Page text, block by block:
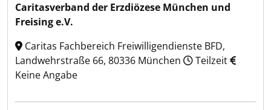
Caritasverband der Erzdiözese München und
Freising e.V.
Caritas Fachbereich Freiwilligendienste BFD,
Landwehrstraße 66, 80336 München
Teilzeit
Keine Angabe